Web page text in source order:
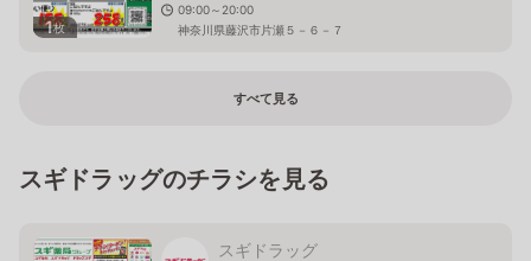
1枚
09:00～20:00
神奈川県藤沢市片瀬５－６－７
すべて見る
スギドラッグのチラシを見る
スギドラッグ